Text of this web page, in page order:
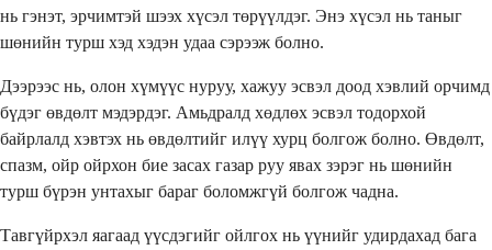
нь гэнэт, эрчимтэй шээх хүсэл төрүүлдэг. Энэ хүсэл нь таныг
шөнийн турш хэд хэдэн удаа сэрээж болно.
Дээрээс нь, олон хүмүүс нуруу, хажуу эсвэл доод хэвлий орчимд
бүдэг өвдөлт мэдэрдэг. Амьдралд хөдлөх эсвэл тодорхой
байрлалд хэвтэх нь өвдөлтийг илүү хурц болгож болно. Өвдөлт,
спазм, ойр ойрхон бие засах газар руу явах зэрэг нь шөнийн
турш бүрэн унтахыг бараг боломжгүй болгож чадна.
Тавгүйрхэл яагаад үүсдэгийг ойлгох нь үүнийг удирдахад бага